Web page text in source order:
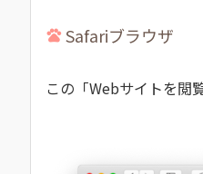
Safariブラウザ
この「Webサイトを閲